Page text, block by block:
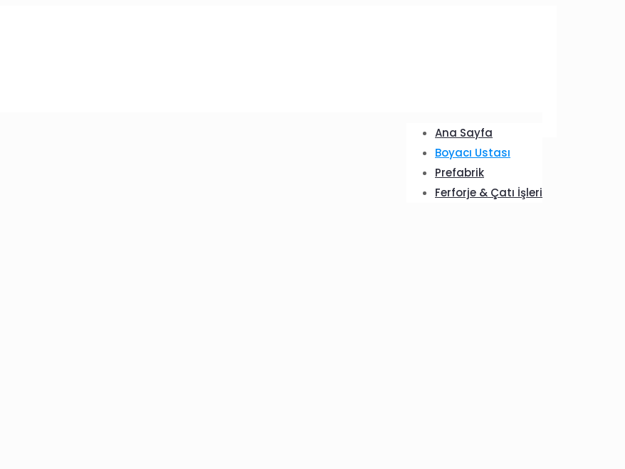
Ana Sayfa
Boyacı Ustası
Prefabrik
Ferforje & Çatı İşleri